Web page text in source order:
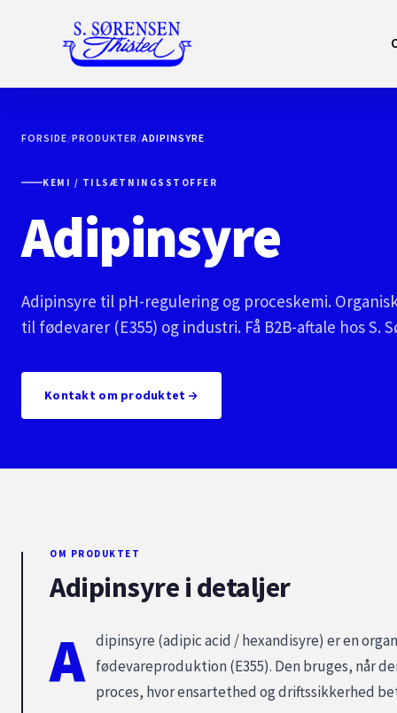
FORSIDE/PRODUKTER /ADIPINSYRE
KEMI / TILSÆTNINGSSTOFFER
Adipinsyre
Adipinsyre til pH-regulering og proceskemi.
til fødevarer (E355) og industri. Få B2B-aftale hos S.
Kontakt om produktet
OM PRODUKTET
Adipinsyre i detaljer
A dipinsyre (adipic acid / hexandisyre) er en
fødevareproduktion (E355). Den bruges, når
proces, hvor ensartethed og driftssikkerhed